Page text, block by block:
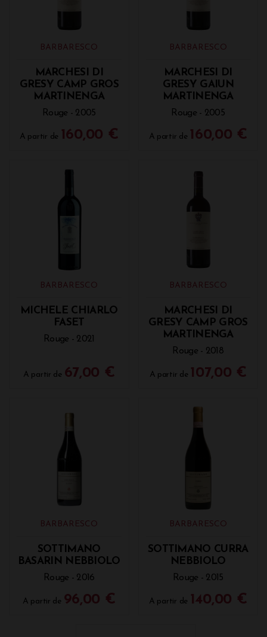
BARBARESCO
MARCHESI DI
GRESY CAMP GROS
MARTINENGA
Rouge - 2005
A partir de 160,00 €
BARBARESCO
MARCHESI DI
GRESY GAIUN
MARTINENGA
Rouge - 2005
A partir de 160,00 €
BARBARESCO
MICHELE CHIARLO
FASET
Rouge - 2021
A partir de 67,00 €
BARBARESCO
MARCHESI DI
GRESY CAMP GROS
MARTINENGA
Rouge - 2018
A partir de 107,00 €
BARBARESCO
SOTTIMANO
BASARIN NEBBIOLO
Rouge - 2016
A partir de 96,00 €
BARBARESCO
SOTTIMANO CURRA
NEBBIOLO
Rouge - 2015
A partir de 140,00 €